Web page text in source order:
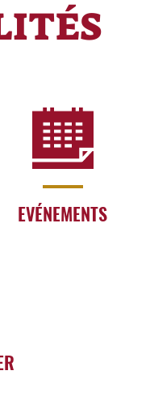
EVÉNEMENTS